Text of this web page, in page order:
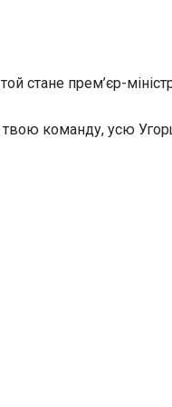
стане прем’єр-
твою команду, усю